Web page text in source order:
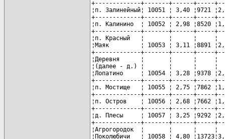
+-------------+-------+------+-----
¦п. Залинейный¦ 10051 ¦ 3,40 ¦9721
+-------------+-------+------+-----
¦п. Калинино  ¦ 10052 ¦ 2,98 ¦8520
+-------------+-------+------+-----
¦п. Красный   ¦       ¦      ¦
¦Маяк         ¦ 10053 ¦ 3,11 ¦8891
+-------------+-------+------+-----
¦Деревня      ¦       ¦      ¦
¦(далее - д.) ¦       ¦      ¦
¦Лопатино     ¦ 10054 ¦ 3,28 ¦9378
+-------------+-------+------+-----
¦п. Мостище   ¦ 10055 ¦ 2,75 ¦7862
+-------------+-------+------+-----
¦п. Остров    ¦ 10056 ¦ 2,68 ¦7662
+-------------+-------+------+-----
¦д. Плесы     ¦ 10057 ¦ 3,25 ¦9292
+-------------+-------+------+-----
¦Агрогородок  ¦       ¦      ¦
¦Поколюбичи   ¦ 10058 ¦ 4,80